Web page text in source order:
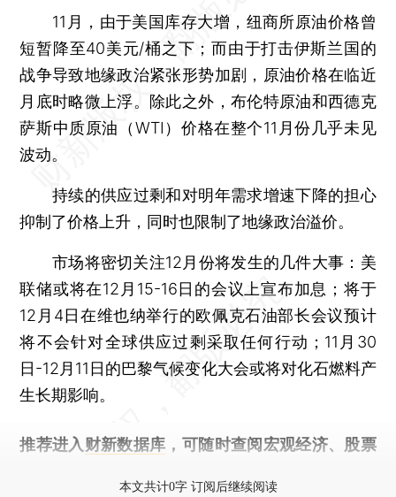
11月，由于美国库存大增，纽商所原油价格曾
短暂降至40美元/桶之下；而由于打击伊斯兰国的
战争导致地缘政治紧张形势加剧，原油价格在临近
月底时略微上浮。除此之外，布伦特原油和西德克
萨斯中质原油（WTI）价格在整个11月份几乎未见
波动。
持续的供应过剩和对明年需求增速下降的担心
抑制了价格上升，同时也限制了地缘政治溢价。
市场将密切关注12月份将发生的几件大事：美
联储或将在12月15-16日的会议上宣布加息；将于
12月4日在维也纳举行的欧佩克石油部长会议预计
将不会针对全球供应过剩采取任何行动；11月30
日-12月11日的巴黎气候变化大会或将对化石燃料产
生长期影响。
推荐进入 财新数据库 ，可随时查阅宏观经济、股票
本文共计0字 订阅后继续阅读